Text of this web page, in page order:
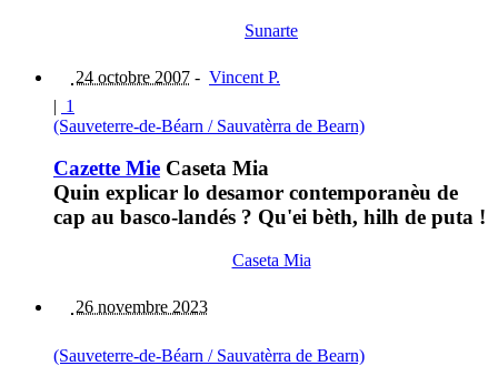
Sunarte
24 octobre 2007 - Vincent P.
| 1
(Sauveterre-de-Béarn / Sauvatèrra de Bearn)
Cazette Mie Caseta Mia
Quin explicar lo desamor contemporanèu de
cap au basco-landés ? Qu'ei bèth, hilh de puta !
Caseta Mia
26 novembre 2023
(Sauveterre-de-Béarn / Sauvatèrra de Bearn)